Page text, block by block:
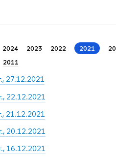
2024 2023 2022 2021
2011
27.12.2021
22.12.2021
21.12.2021
20.12.2021
16.12.2021